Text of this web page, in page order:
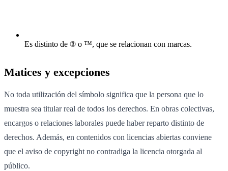
Es distinto de ® o ™, que se relacionan con marcas.
Matices y excepciones
No toda utilización del símbolo significa que la persona que lo
muestra sea titular real de todos los derechos. En obras colectivas,
encargos o relaciones laborales puede haber reparto distinto de
derechos. Además, en contenidos con licencias abiertas conviene
que el aviso de copyright no contradiga la licencia otorgada al
público.